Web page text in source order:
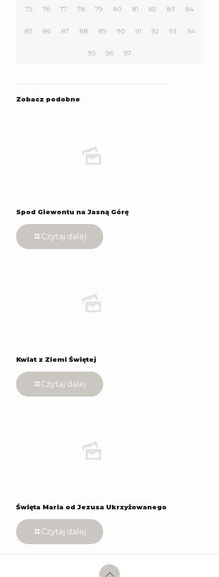
75 76 77 78 79 80 81 82 83 84
85 86 87 88 89 90 91 92 93 94
95 96 97
Zobacz podobne
Spod Giewontu na Jasną Górę
Czytaj dalej
Kwiat z Ziemi Świętej
Czytaj dalej
Święta Maria od Jezusa Ukrzyżowanego
Czytaj dalej